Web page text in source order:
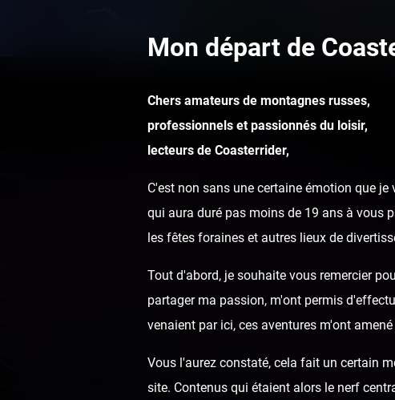
Mon départ de
Chers amateurs de montagnes russes,
professionnels et passionnés du loisir,
lecteurs de Coasterrider,
C'est non sans une certaine émotion que
qui aura duré pas moins de 19 ans à vous
les fêtes foraines et autres lieux de
Tout d'abord, je souhaite vous remercier
partager ma passion, m'ont permis
venaient par ici, ces aventures m'ont
Vous l'aurez constaté, cela fait un certain
site. Contenus qui étaient alors le nerf